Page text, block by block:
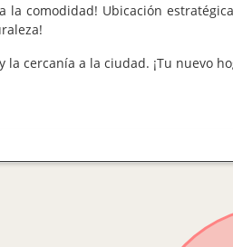
la comodidad! Ubicación
cercanía a la ciudad. ¡Tu nuevo